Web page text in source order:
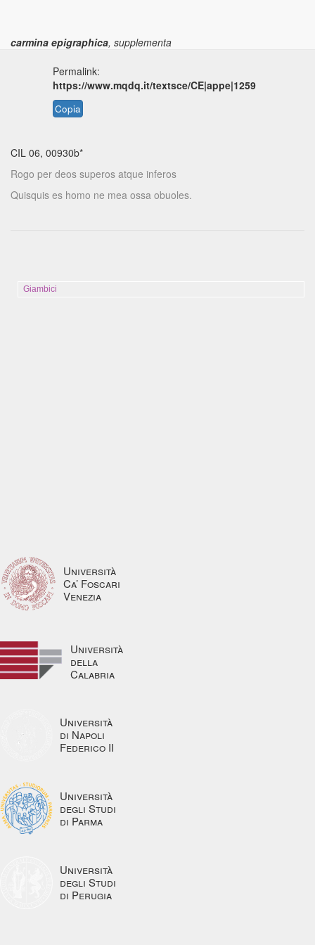
carmina epigraphica, supplementa
Permalink:
https://www.mqdq.it/textsce/CE|appe|1259
Copia
CIL 06, 00930b*
Rogo per deos superos atque inferos
Quisquis es homo ne mea ossa obuoles.
Giambici
Università
Ca’ Foscari
Venezia
Università
della
Calabria
Università
di Napoli
Federico II
Università
degli Studi
di Parma
Università
degli Studi
di Perugia